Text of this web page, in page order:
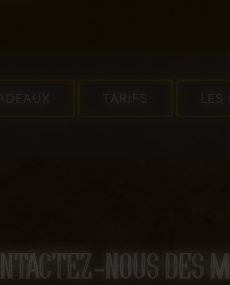
nous des